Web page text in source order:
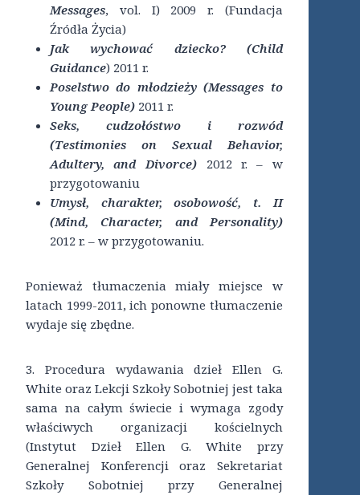
Messages, vol. I) 2009 r. (Fundacja
Źródła Życia)
Jak wychować dziecko? (Child
Guidance) 2011 r.
Poselstwo do młodzieży (Messages to
Young People) 2011 r.
Seks, cudzołóstwo i rozwód
(Testimonies on Sexual Behavior,
Adultery, and Divorce) 2012 r. – w
przygotowaniu
Umysł, charakter, osobowość, t. II
(Mind, Character, and Personality)
2012 r. – w przygotowaniu.
Ponieważ tłumaczenia miały miejsce w
latach 1999-2011, ich ponowne tłumaczenie
wydaje się zbędne.
3. Procedura wydawania dzieł Ellen G.
White oraz Lekcji Szkoły Sobotniej jest taka
sama na całym świecie i wymaga zgody
właściwych organizacji kościelnych
(Instytut Dzieł Ellen G. White przy
Generalnej Konferencji oraz Sekretariat
Szkoły Sobotniej przy Generalnej